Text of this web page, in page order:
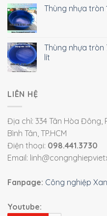
Thùng nhựa tròn
Thùng nhựa tròn
lít
LIÊN HỆ
Địa chỉ: 334 Tân Hòa Đông,
Bình Tân, TP.HCM
Điện thoại: 098.441.3730
Email:
Fanpage: Công nghiệp
Youtube: